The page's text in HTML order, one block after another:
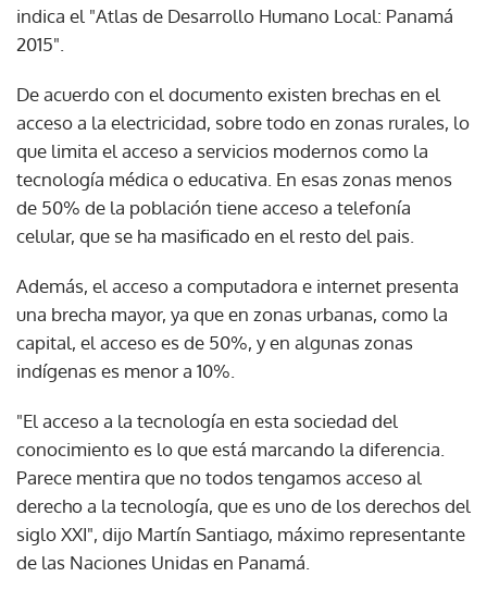
indica el "Atlas de Desarrollo Humano Local: Panamá
2015".
De acuerdo con el documento existen brechas en el
acceso a la electricidad, sobre todo en zonas rurales, lo
que limita el acceso a servicios modernos como la
tecnología médica o educativa. En esas zonas menos
de 50% de la población tiene acceso a telefonía
celular, que se ha masificado en el resto del pais.
Además, el acceso a computadora e internet presenta
una brecha mayor, ya que en zonas urbanas, como la
capital, el acceso es de 50%, y en algunas zonas
indígenas es menor a 10%.
"El acceso a la tecnología en esta sociedad del
conocimiento es lo que está marcando la diferencia.
Parece mentira que no todos tengamos acceso al
derecho a la tecnología, que es uno de los derechos del
siglo XXI", dijo Martín Santiago, máximo representante
de las Naciones Unidas en Panamá.